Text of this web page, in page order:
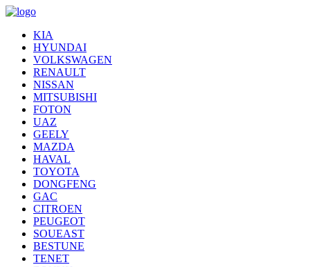
KIA
HYUNDAI
VOLKSWAGEN
RENAULT
NISSAN
MITSUBISHI
FOTON
UAZ
GEELY
MAZDA
HAVAL
TOYOTA
DONGFENG
GAC
CITROEN
PEUGEOT
SOUEAST
BESTUNE
TENET